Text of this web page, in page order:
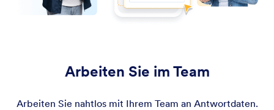
Arbeiten Sie im Team
Arbeiten Sie nahtlos mit Ihrem Team an Antwortdaten.